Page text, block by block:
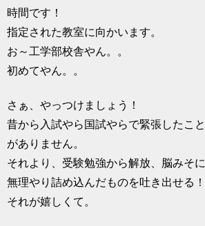
時間です！
指定された教室に向かいます。
お～工学部校舎やん。。
初めてやん。。
さぁ、やっつけましょう！
昔から入試やら国試やらで緊張したこと
がありません。
それより、受験勉強から解放、脳みそに
無理やり詰め込んだものを吐き出せる！
それが嬉しくて。